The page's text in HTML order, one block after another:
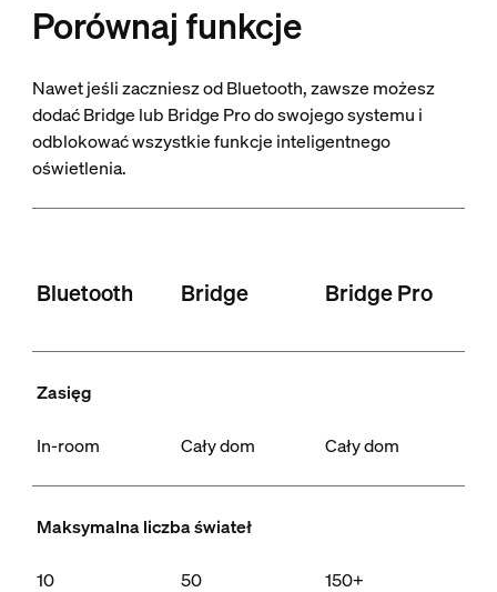
Porównaj funkcje
Nawet jeśli zaczniesz od Bluetooth, zawsze możesz
dodać Bridge lub Bridge Pro do swojego systemu i
odblokować wszystkie funkcje inteligentnego
oświetlenia.
Bluetooth Bridge Bridge Pro
Zasięg
In-room Cały dom Cały dom
Maksymalna liczba świateł
10 50 150+